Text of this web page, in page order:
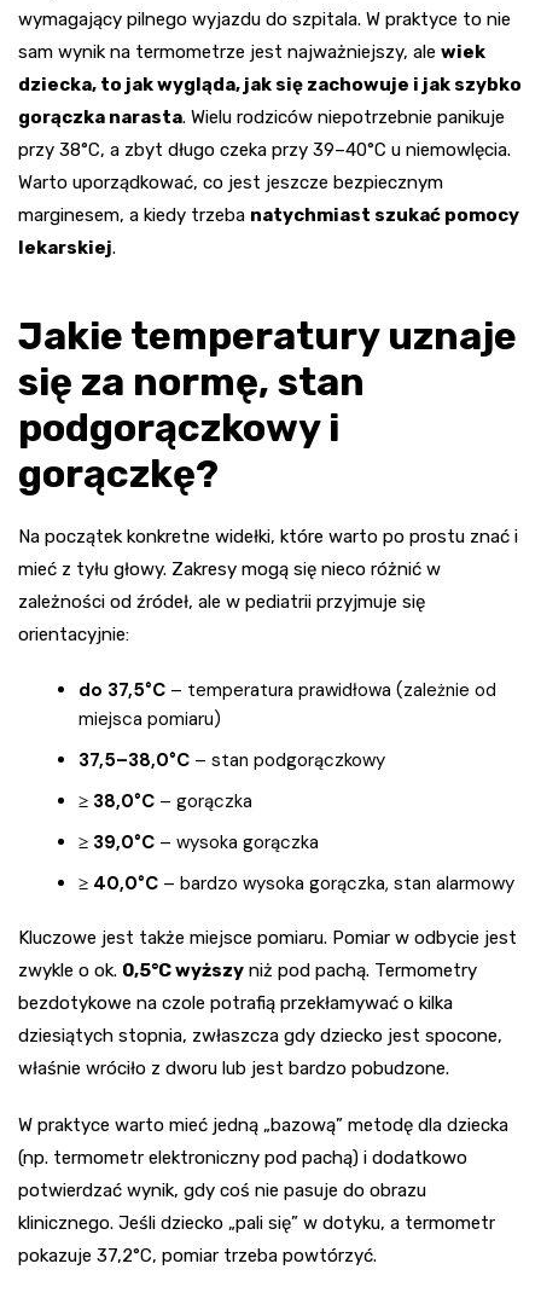
wymagający pilnego wyjazdu do szpitala. W praktyce to nie
sam wynik na termometrze jest najważniejszy, ale wiek
dziecka, to jak wygląda, jak się zachowuje i jak szybko
gorączka narasta. Wielu rodziców niepotrzebnie panikuje
przy 38°C, a zbyt długo czeka przy 39–40°C u niemowlęcia.
Warto uporządkować, co jest jeszcze bezpiecznym
marginesem, a kiedy trzeba natychmiast szukać pomocy
lekarskiej.
Jakie temperatury uznaje
się za normę, stan
podgorączkowy i
gorączkę?
Na początek konkretne widełki, które warto po prostu znać i
mieć z tyłu głowy. Zakresy mogą się nieco różnić w
zależności od źródeł, ale w pediatrii przyjmuje się
orientacyjnie:
do 37,5°C – temperatura prawidłowa (zależnie od
miejsca pomiaru)
37,5–38,0°C – stan podgorączkowy
≥ 38,0°C – gorączka
≥ 39,0°C – wysoka gorączka
≥ 40,0°C – bardzo wysoka gorączka, stan alarmowy
Kluczowe jest także miejsce pomiaru. Pomiar w odbycie jest
zwykle o ok. 0,5°C wyższy niż pod pachą. Termometry
bezdotykowe na czole potrafią przekłamywać o kilka
dziesiątych stopnia, zwłaszcza gdy dziecko jest spocone,
właśnie wróciło z dworu lub jest bardzo pobudzone.
W praktyce warto mieć jedną „bazową” metodę dla dziecka
(np. termometr elektroniczny pod pachą) i dodatkowo
potwierdzać wynik, gdy coś nie pasuje do obrazu
klinicznego. Jeśli dziecko „pali się” w dotyku, a termometr
pokazuje 37,2°C, pomiar trzeba powtórzyć.